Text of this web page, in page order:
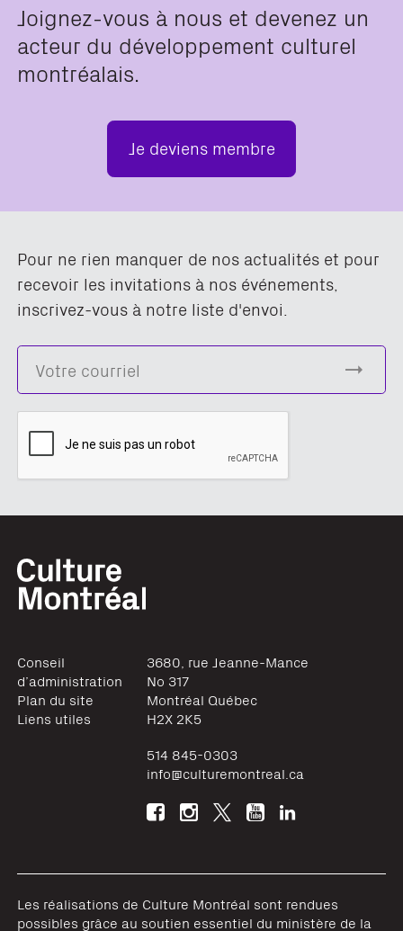
Joignez-vous à nous et devenez un
acteur du développement culturel
montréalais.
Je deviens membre
Pour ne rien manquer de nos actualités et pour
recevoir les invitations à nos événements,
inscrivez-vous à notre liste d'envoi.
Conseil
d’administration
Plan du site
Liens utiles
3680, rue Jeanne-Mance
No 317
Montréal Québec
H2X 2K5
514 845-0303
info@culturemontreal.ca
Les réalisations de Culture Montréal sont rendues
possibles grâce au soutien essentiel du ministère de la